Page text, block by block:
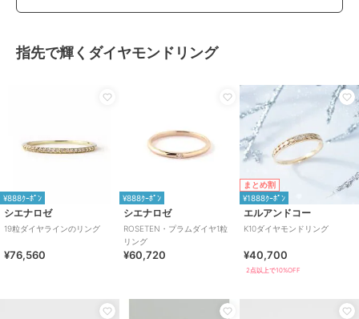
指先で輝くダイヤモンドリング
¥888ｸｰﾎﾟﾝ
シエナロゼ
19粒ダイヤラインのリング
¥76,560
¥888ｸｰﾎﾟﾝ
シエナロゼ
ROSETEN・プラムダイヤ1粒
リング
¥60,720
まとめ割
¥1888ｸｰﾎﾟﾝ
エルアンドコー
K10ダイヤモンドリング
¥40,700
2点以上で10%OFF